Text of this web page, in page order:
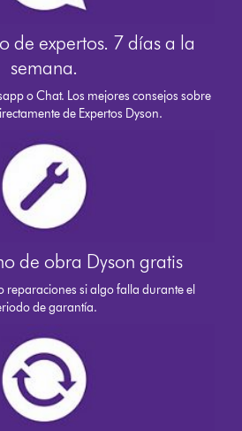
de expertos. 7 días a la
semana.
o Chat. Los mejores consejos sobre
de Expertos Dyson.
de obra Dyson gratis
reparaciones si algo falla durante el
de garantía.